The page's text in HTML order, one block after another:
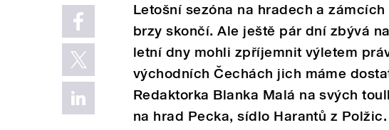
Letošní sezóna na hradech a
brzy skončí. Ale ještě pár dní zbývá
letní dny mohli zpříjemnit výletem
východních Čechách jich máme
Redaktorka Blanka Malá na svých
na hrad Pecka, sídlo Harantů z Polžic.